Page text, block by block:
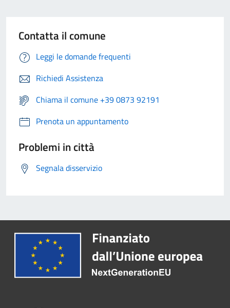
Contatta il comune
Leggi le domande frequenti
Richiedi Assistenza
Chiama il comune +39 0873 92191
Prenota un appuntamento
Problemi in città
Segnala disservizio